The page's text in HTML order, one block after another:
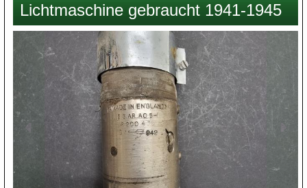
Lichtmaschine gebraucht 1941-1945
Images